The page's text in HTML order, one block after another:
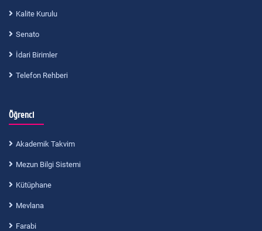
Kalite Kurulu
Senato
İdari Birimler
Telefon Rehberi
Öğrenci
Akademik Takvim
Mezun Bilgi Sistemi
Kütüphane
Mevlana
Farabi